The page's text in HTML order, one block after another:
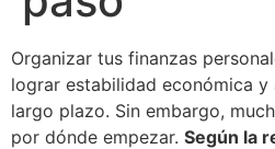
Organizar tus finanzas
lograr estabilidad económica y
largo plazo. Sin embargo,
por dónde empezar. Según la